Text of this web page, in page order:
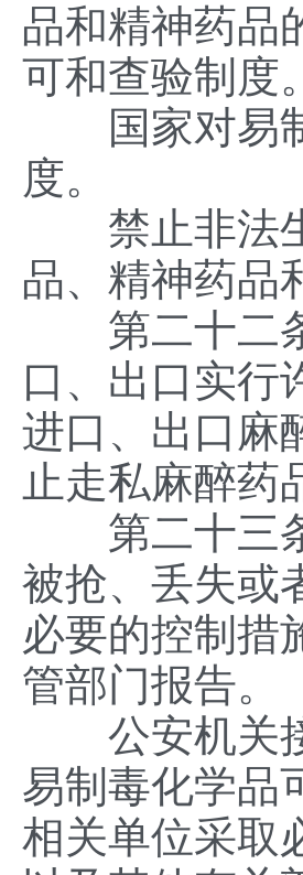
品和精神药品
可和查验制度。
国家对易制
度。
禁止非法生
品、精神药品
第二十二条
口、出口实行
进口、出口麻
止走私麻醉药
第二十三条
被抢、丢失或
必要的控制措
管部门报告。
公安机关接
易制毒化学品
相关单位采取